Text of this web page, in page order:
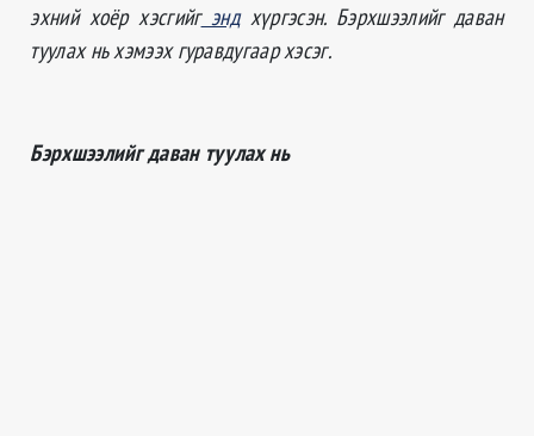
эхний хоёр хэсгийгэндхүргэсэн. Бэрхшээлийг даван
туулах нь хэмээх гуравдугаар хэсэг.
Бэрхшээлийг даван туулах нь